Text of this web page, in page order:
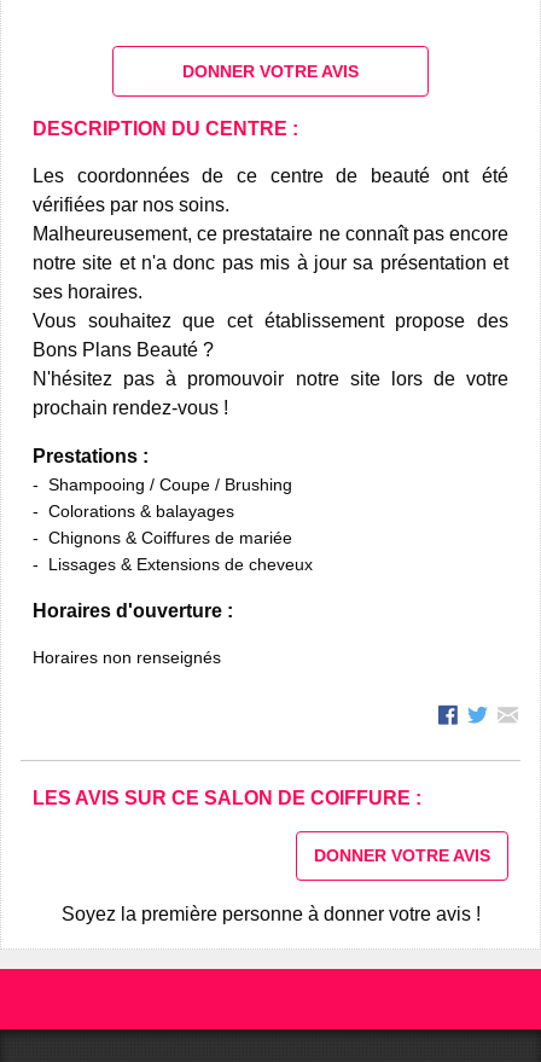
DONNER VOTRE AVIS
DESCRIPTION DU CENTRE :
Les coordonnées de ce centre de beauté ont été
vérifiées par nos soins.
Malheureusement, ce prestataire ne connaît pas encore
notre site et n'a donc pas mis à jour sa présentation et
ses horaires.
Vous souhaitez que cet établissement propose des
Bons Plans Beauté ?
N'hésitez pas à promouvoir notre site lors de votre
prochain rendez-vous !
Prestations :
Shampooing / Coupe / Brushing
Colorations & balayages
Chignons & Coiffures de mariée
Lissages & Extensions de cheveux
Horaires d'ouverture :
Horaires non renseignés
LES AVIS SUR CE SALON DE COIFFURE :
DONNER VOTRE AVIS
Soyez la première personne à donner votre avis !